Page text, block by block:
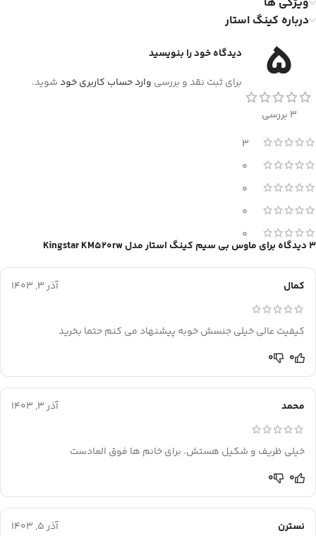
درباره کینگ استار
5
3 بررسی
3
0
0
0
0
3 دیدگاه برای ماوس بی سیم کینگ استار مدل Kingstar KM520rw
کمال آذر 3, 1403
کیفیت عالی خیلی جنسش خوبه پیشنهاد می کنم حتما بخرید
0
0
محمد آذر 3, 1403
خیلی ظریف و شکیل هستش. برای خانم ها فوق العادست
0
0
نسترن آذر 5, 1403
دیدگاه خود را بنویسید
برای ثبت نقد و بررسی وارد حساب کاربری خودشوید.